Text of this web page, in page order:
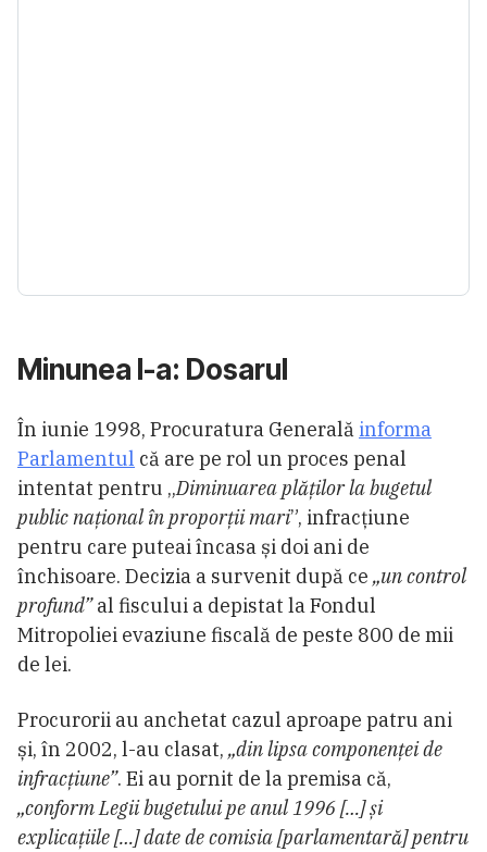
Minunea I-a: Dosarul
În iunie 1998, Procuratura Generală informa
Parlamentul că are pe rol un proces penal
intentat pentru „Diminuarea plăţilor la bugetul
public naţional în proporţii mari”, infracțiune
pentru care puteai încasa și doi ani de
închisoare. Decizia a survenit după ce „un control
profund”al fiscului a depistat la Fondul
Mitropoliei evaziune fiscală de peste 800 de mii
de lei.
Procurorii au anchetat cazul aproape patru ani
și, în 2002, l-au clasat, „din lipsa componenței de
infracțiune”. Ei au pornit de la premisa că,
„conform Legii bugetului pe anul 1996 […] și
explicațiile […] date de comisia [parlamentară] pentru